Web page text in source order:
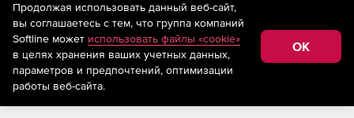
На информационном ресурсе store.softline.ru применяются
рекомендательные технологии(информационные технологии
предоставления информации на основе сбора,
систематизации и анализа сведений, относящихся к
предпочтениям пользователей сети «Интернет»,
находящихся на территории Российской Федерации)
Продолжая использовать данный веб-сайт,
вы соглашаетесь с тем, что группа компаний
Softline может использовать файлы «cookie»
в целях хранения ваших учетных данных,
параметров и предпочтений, оптимизации
работы веб-сайта.
OK